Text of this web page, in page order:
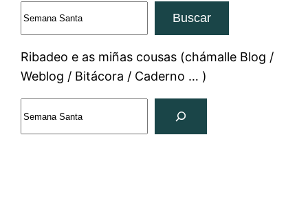
Buscar
Ribadeo e as miñas cousas (chámalle Blog /
Weblog / Bitácora / Caderno … )